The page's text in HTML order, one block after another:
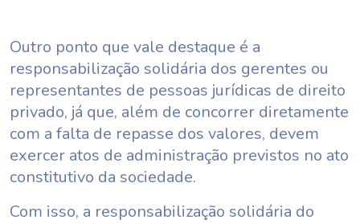
Outro ponto que vale destaque é a
responsabilização solidária dos gerentes ou
representantes de pessoas jurídicas de direito
privado, já que, além de concorrer diretamente
com a falta de repasse dos valores, devem
exercer atos de administração previstos no ato
constitutivo da sociedade.
Com isso, a responsabilização solidária do